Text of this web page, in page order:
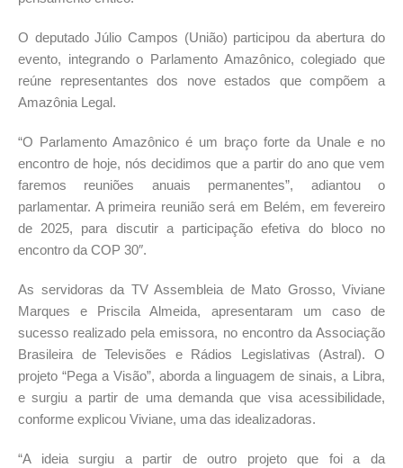
O deputado Júlio Campos (União) participou da abertura do
evento, integrando o Parlamento Amazônico, colegiado que
reúne representantes dos nove estados que compõem a
Amazônia Legal.
“O Parlamento Amazônico é um braço forte da Unale e no
encontro de hoje, nós decidimos que a partir do ano que vem
faremos reuniões anuais permanentes”, adiantou o
parlamentar. A primeira reunião será em Belém, em fevereiro
de 2025, para discutir a participação efetiva do bloco no
encontro da COP 30″.
As servidoras da TV Assembleia de Mato Grosso, Viviane
Marques e Priscila Almeida, apresentaram um caso de
sucesso realizado pela emissora, no encontro da Associação
Brasileira de Televisões e Rádios Legislativas (Astral). O
projeto “Pega a Visão”, aborda a linguagem de sinais, a Libra,
e surgiu a partir de uma demanda que visa acessibilidade,
conforme explicou Viviane, uma das idealizadoras.
“A ideia surgiu a partir de outro projeto que foi a da